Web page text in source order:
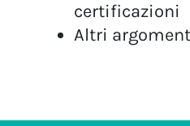
certificazioni
Altri